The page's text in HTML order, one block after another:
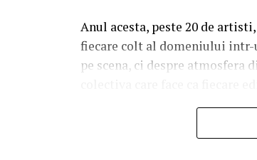
Anul acesta, peste 20 de
fiecare colt al domeniului intr-
pe scena, ci despre
Trei scene. Trei universuri.